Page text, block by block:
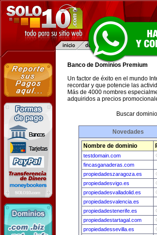
Banco de Dominios Premium
Un factor de éxito en el mundo
recordar y que potencie las
Más de 4000 nombres
adquiridos a precios
Buscar
Novedades
Nombre de dominio
testdomain.com
fincasganaderas.com
propiedadeszaragoza.es
propiedadesvigo.es
propiedadesvalladolid.es
propiedadesvalencia.es
propiedadestenerife.es
propiedadestartagal.com
propiedadessevilla.es